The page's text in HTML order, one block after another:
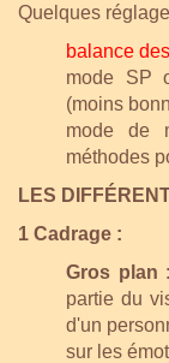
Quelques
balance
mode SP
(moins
mode de
méthodes
LES
1 Cadrage :
Gros plan
partie du
d'un
sur les